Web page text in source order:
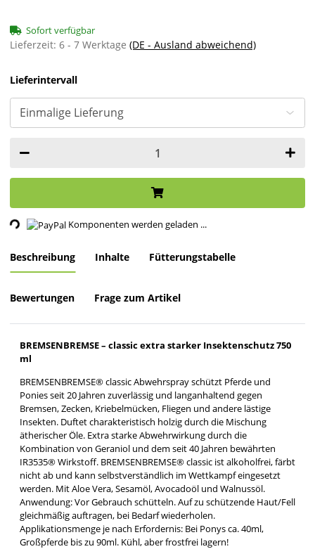
Sofort verfügbar
Lieferzeit: 6 - 7 Werktage (DE - Ausland abweichend)
Lieferintervall
Komponenten werden geladen ...
Beschreibung Inhalte Fütterungstabelle
Bewertungen Frage zum Artikel
BREMSENBREMSE – classic extra starker Insektenschutz 750
ml
BREMSENBREMSE® classic Abwehrspray schützt Pferde und
Ponies seit 20 Jahren zuverlässig und langanhaltend gegen
Bremsen, Zecken, Kriebelmücken, Fliegen und andere lästige
Insekten. Duftet charakteristisch holzig durch die Mischung
ätherischer Öle. Extra starke Abwehrwirkung durch die
Kombination von Geraniol und dem seit 40 Jahren bewährten
IR3535® Wirkstoff. BREMSENBREMSE® classic ist alkoholfrei, färbt
nicht ab und kann selbstverständlich im Wettkampf eingesetzt
werden. Mit Aloe Vera, Sesamöl, Avocadoöl und Walnussöl.
Anwendung: Vor Gebrauch schütteln. Auf zu schützende Haut/Fell
gleichmäßig auftragen, bei Bedarf wiederholen.
Applikationsmenge je nach Erfordernis: Bei Ponys ca. 40ml,
Großpferde bis zu 90ml. Kühl, aber frostfrei lagern!